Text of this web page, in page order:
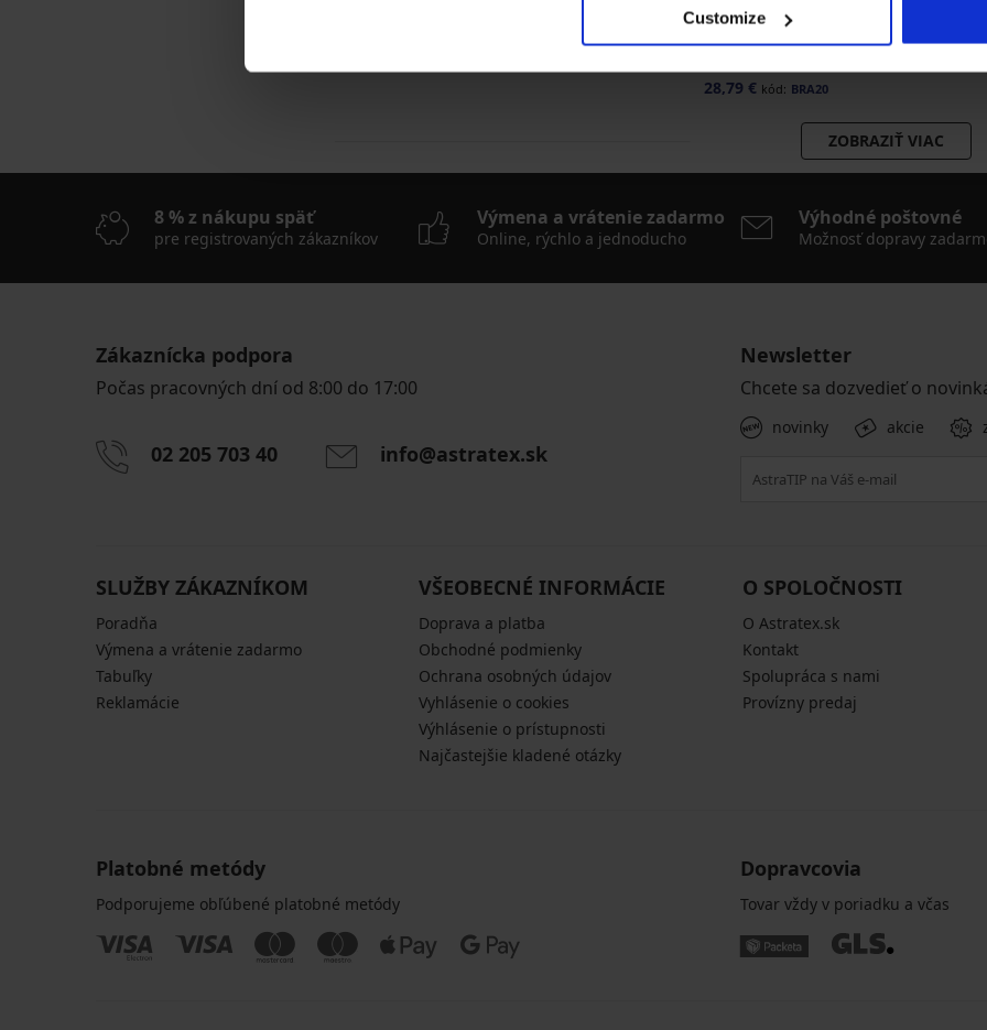
Customize
Podprsenka Carmen
Basic vystužená
28,79 € kód: BRA20
Flexicup
ZOBRAZIŤ VIAC
8 % z nákupu späť
pre registrovaných zákazníkov
Výmena a vrátenie zadarmo
Online, rýchlo a jednoducho
Výhodné poštovné
Možnosť dopravy
Zákaznícka podpora
Počas pracovných dní od 8:00 do 17:00
02 205 703 40 info@astratex.sk
Newsletter
Chcete sa dozvedieť o
novinky akcie
SLUŽBY ZÁKAZNÍKOM
Poradňa
Výmena a vrátenie zadarmo
Tabuľky
Reklamácie
VŠEOBECNÉ INFORMÁCIE
Doprava a platba
Obchodné podmienky
Ochrana osobných údajov
Vyhlásenie o cookies
Výhlásenie o prístupnosti
Najčastejšie kladené otázky
O SPOLOČNOSTI
O Astratex.sk
Kontakt
Spolupráca s nami
Provízny predaj
Platobné metódy
Podporujeme obľúbené platobné metódy
Dopravcovia
Tovar vždy v poriadku a včas